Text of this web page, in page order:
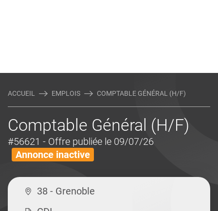
ACCUEIL EMPLOIS COMPTABLE GÉNÉRAL (H/F)
Comptable Général (H/F)
#56621 - Offre publiée le 09/07/26
Annonce inactive
38 - Grenoble